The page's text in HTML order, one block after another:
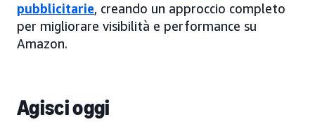
pubblicitarie, creando un approccio completo
per migliorare visibilità e performance su
Amazon.
Agisci oggi